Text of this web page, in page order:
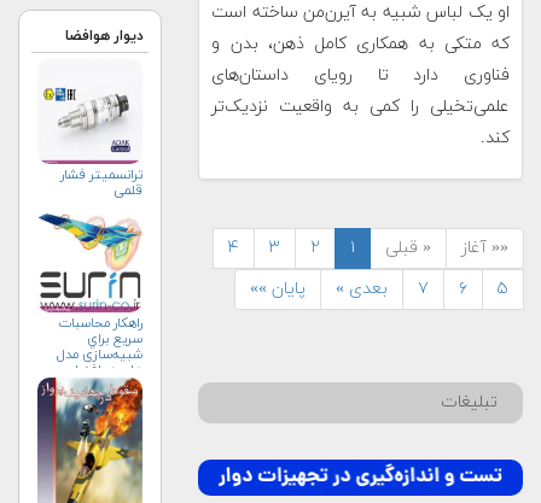
او یک لباس شبیه به آیرن‌من ساخته است
که متکی به همکاری کامل ذهن، بدن و
فناوری دارد تا رویای داستان‌های
علمی‌تخیلی را کمی به واقعیت نزدیک‌تر
کند.
«« آغاز « قبلی ۱ ۲ ۳
۴
۵
۶ ۷ بعدی » پایان »»
تبلیغات
دیوار هوافضا
ترانسمیتر فشار
قلمی
راهکار محاسبات
سريع براي
شبیه‌سازی مدل
های هوافضا